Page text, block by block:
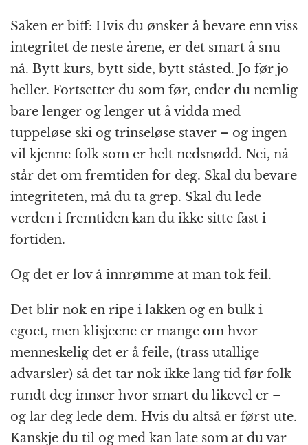
Saken er biff: Hvis du ønsker å bevare enn viss
integritet de neste årene, er det smart å snu
nå. Bytt kurs, bytt side, bytt ståsted. Jo før jo
heller. Fortsetter du som før, ender du nemlig
bare lenger og lenger ut å vidda med
tuppeløse ski og trinseløse staver – og ingen
vil kjenne folk som er helt nedsnødd. Nei, nå
står det om fremtiden for deg. Skal du bevare
integriteten, må du ta grep. Skal du lede
verden i fremtiden kan du ikke sitte fast i
fortiden.
Og det er lov å innrømme at man tok feil.
Det blir nok en ripe i lakken og en bulk i
egoet, men klisjeene er mange om hvor
menneskelig det er å feile, (trass utallige
advarsler) så det tar nok ikke lang tid før folk
rundt deg innser hvor smart du likevel er –
og lar deg lede dem. Hvis du altså er først ute.
Kanskje du til og med kan late som at du var